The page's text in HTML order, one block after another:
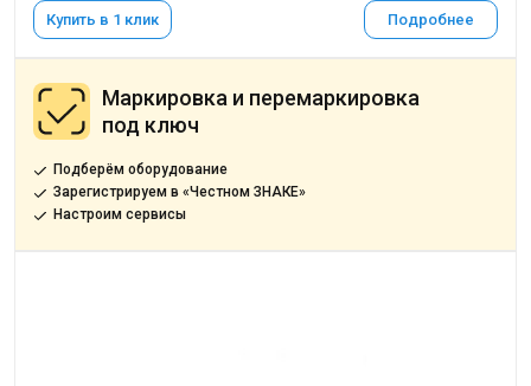
Купить в 1 клик Подробнее
Маркировка и перемаркировка
под ключ
Подберём оборудование
Зарегистрируем в «Честном ЗНАКЕ»
Настроим сервисы